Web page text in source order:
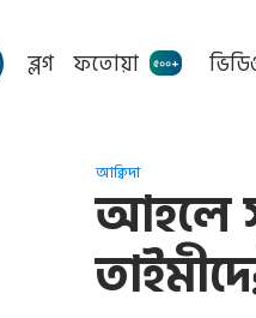
ব্লগ ফতোয়া ৫০০+
আক্বিদা
আহলে